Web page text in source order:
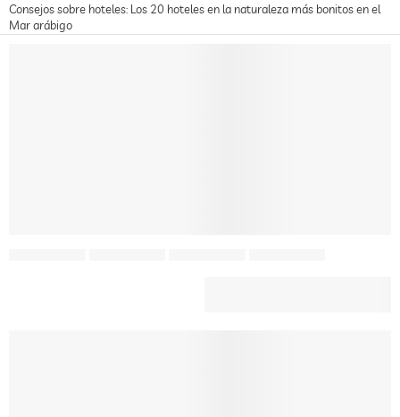
Consejos sobre hoteles: Los 20 hoteles en la naturaleza más bonitos en el
Mar arábigo